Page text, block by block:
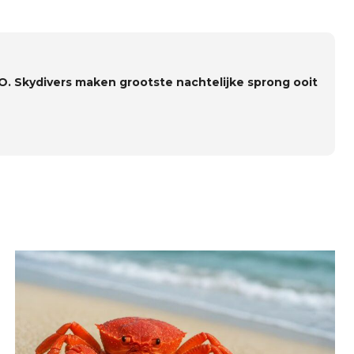
Skydivers maken grootste nachtelijke sprong ooit